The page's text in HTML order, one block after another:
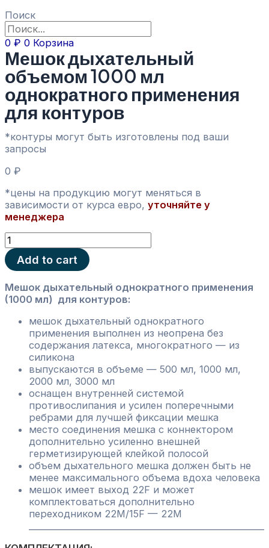
Поиск
0 ₽ 0 Корзина
Мешок дыхательный
объемом 1000 мл
однократного применения
для контуров
*контуры могут быть изготовлены под ваши
запросы
0 ₽
*цены на продукцию могут меняться в
зависимости от курса евро, уточняйте у
менеджера
Мешок
дыхательный
объемом
1000
мл
однократного
для
контуров
quantity
Add to cart
Мешок дыхательный однократного применения
(1000 мл) для контуров:
мешок дыхательный однократного
применения выполнен из неопрена без
содержания латекса, многократного — из
силикона
выпускаются в объеме — 500 мл, 1000 мл,
2000 мл, 3000 мл
оснащен внутренней системой
противослипания и усилен поперечными
ребрами для лучшей фиксации мешка
место соединения мешка с коннектором
дополнительно усиленно внешней
герметизирующей клейкой полосой
объем дыхательного мешка должен быть не
менее максимального объема вдоха человека
мешок имеет выход 22F и может
комплектоваться дополнительно
переходником 22M/15F — 22M